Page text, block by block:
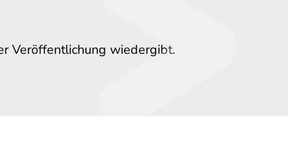
Veröffentlichung wiedergibt.